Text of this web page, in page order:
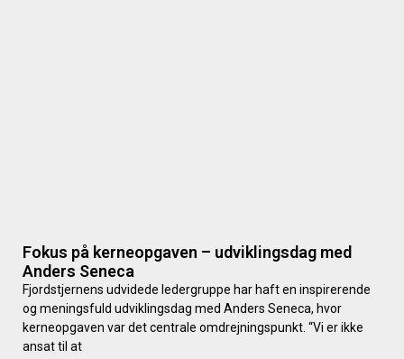
Fokus på kerneopgaven – udviklingsdag med
Anders Seneca
Fjordstjernens udvidede ledergruppe har haft en inspirerende
og meningsfuld udviklingsdag med Anders Seneca, hvor
kerneopgaven var det centrale omdrejningspunkt. “Vi er ikke
ansat til at